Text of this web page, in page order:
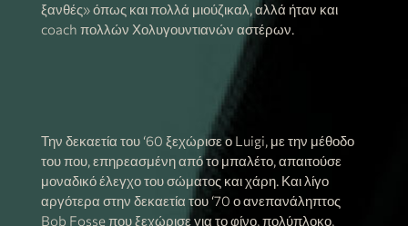
ξανθές» όπως και πολλά μιούζικαλ, αλλά ήταν και
coach πολλών Χολυγουντιανών αστέρων.
Την δεκαετία του ‘60 ξεχώρισε ο Luigi, με την μέθοδο
του που, επηρεασμένη από το μπαλέτο, απαιτούσε
μοναδικό έλεγχο του σώματος και χάρη. Και λίγο
αργότερα στην δεκαετία του ‘70 ο ανεπανάληπτος
Bob Fosse που ξεχώρισε για το φίνο, πολύπλοκο,